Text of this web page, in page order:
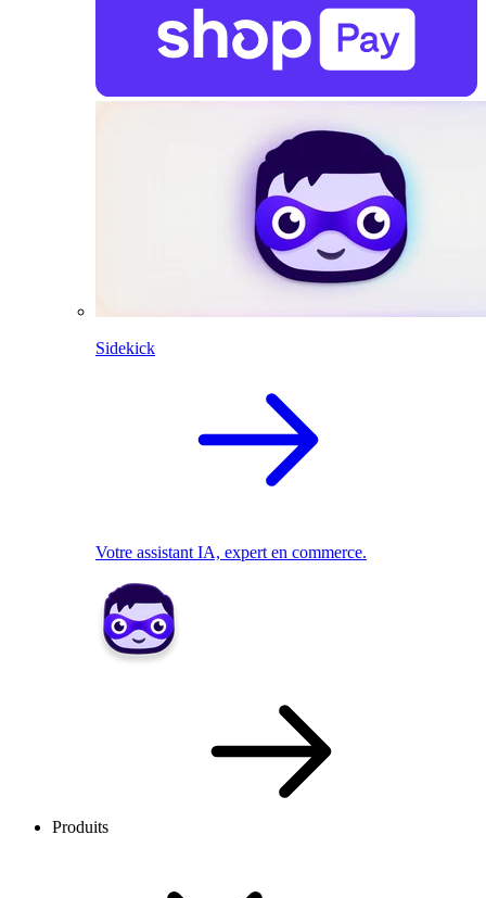
Sidekick
Votre assistant IA, expert en commerce.
Produits